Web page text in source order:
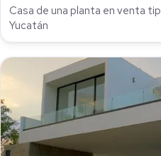
Casa de una planta en venta
Yucatán